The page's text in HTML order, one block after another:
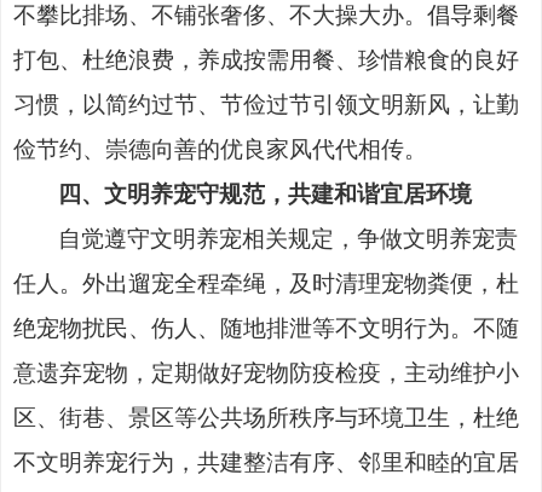
不攀比排场、不铺张奢侈、不大操大办。倡导剩餐
打包、杜绝浪费，养成按需用餐、珍惜粮食的良好
习惯，以简约过节、节俭过节引领文明新风，让勤
俭节约、崇德向善的优良家风代代相传。
四、文明养宠守规范，共建和谐宜居环境
自觉遵守文明养宠相关规定，争做文明养宠责
任人。外出遛宠全程牵绳，及时清理宠物粪便，杜
绝宠物扰民、伤人、随地排泄等不文明行为。不随
意遗弃宠物，定期做好宠物防疫检疫，主动维护小
区、街巷、景区等公共场所秩序与环境卫生，杜绝
不文明养宠行为，共建整洁有序、邻里和睦的宜居